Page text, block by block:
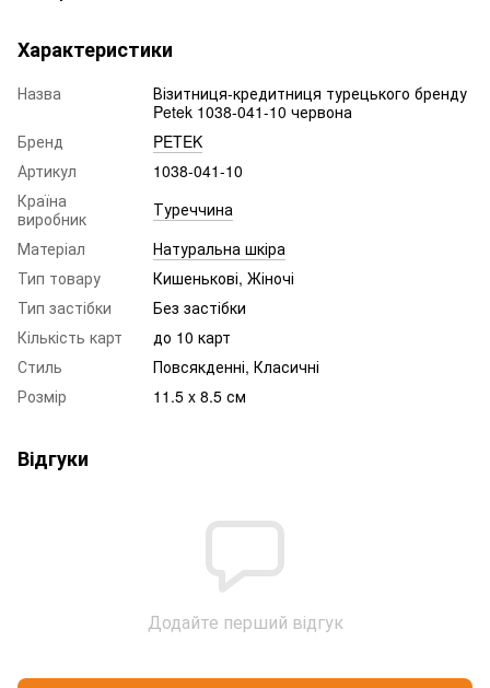
Характеристики
Назва
Візитниця-кредитниця турецького бренду
Petek 1038-041-10 червона
Бренд
PETEK
Артикул
1038-041-10
Країна
виробник
Туреччина
Матеріал
Натуральна шкіра
Тип товару
Кишенькові, Жіночі
Тип застібки
Без застібки
Кількість карт
до 10 карт
Стиль
Повсякденні, Класичні
Розмір
11.5 x 8.5 см
Відгуки
Додайте перший відгук